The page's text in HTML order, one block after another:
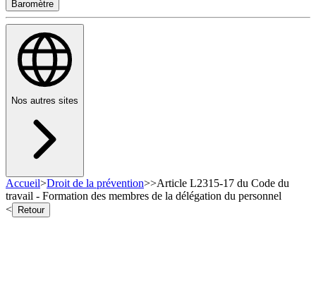
Baromètre
Nos autres sites
Accueil>Droit de la prévention>>Article L2315-17 du Code du
travail - Formation des membres de la délégation du personnel
<
Retour